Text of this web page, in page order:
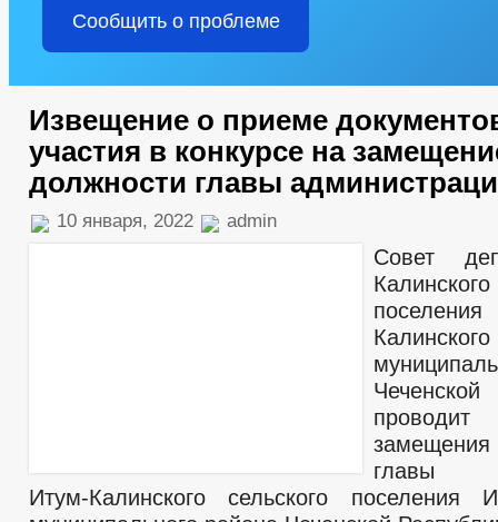
Сообщить о проблеме
Извещение о приеме
участия в конкурсе на
должности главы
10 января, 2022 admin
Совет
Калинского
главы
Итум-Калинского сельского поселения